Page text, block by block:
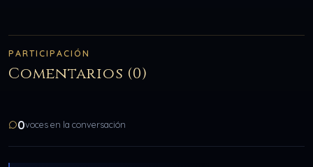
PARTICIPACIÓN
Comentarios (0)
0voces en la conversación